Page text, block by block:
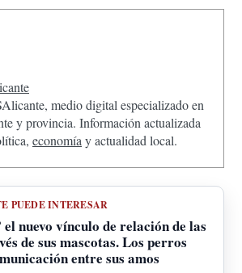
medio digital especializado en
y provincia. Información actualizada
economíay actualidad local.
PUEDE INTERESAR
nuevo vínculo de relación de las
de sus mascotas. Los perros
entre sus amos